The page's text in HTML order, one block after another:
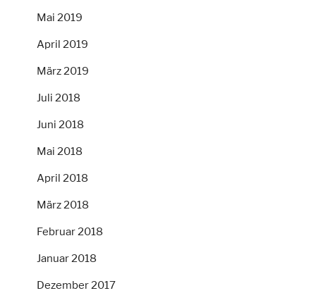
Mai 2019
April 2019
März 2019
Juli 2018
Juni 2018
Mai 2018
April 2018
März 2018
Februar 2018
Januar 2018
Dezember 2017